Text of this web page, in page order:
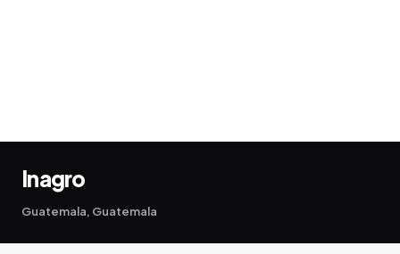
Inagro
Guatemala, Guatemala